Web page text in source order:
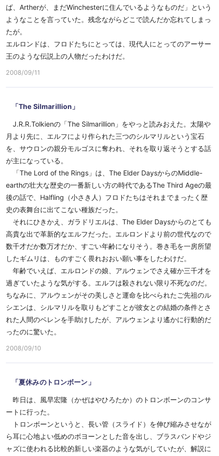
ば、Artherが、まだWinchesterに住んでいるようなものだ」という
ようなことを言っていた。残念ながらどこで読んだか忘れてしまっ
たが。
エルロンドは、フロドたちにとっては、現代人にとってのアーサー
王のような伝説上の人物だったわけだ。
2008/09/11
「The Silmarillion」
J.R.R.Tolkienの「The Silmarillion」をやっと読みおえた。太陽や
月より先に、エルフにより作られた三つのシルマリルという宝石
を、サウロンの親分モルゴスに奪われ、それを取り返そうとする話
が主になっている。
「The Lord of the Rings」は、The Elder DaysからのMiddle-
earthの壮大な歴史の一番新しい方の時代であるThe Third Ageの最
後の話で、Halfling（小さき人）フロドたちはそれまでまったく歴
史の表舞台に出てこない種族だった。
それにひきかえ、ガラドリエルは、The Elder Daysからのとても
高貴な出で革新的なエルフだった。エルロンドより前の世代なので
数千才だか数万才だか、すごい年齢になりそう。巻き毛を一房所望
したギムリは、ものすごく畏れおおい願い事をしたわけだ。
年齢でいえば、エルロンドの娘、アルウェンでさえ確か三千才を
過ぎていたような気がする。エルフは殺されない限り不死なのだ。
ちなみに、アルウェンがその美しさと運命を比べられたご先祖のル
シエンは、シルマリルを取りもどすことが彼女との結婚の条件とさ
れた人間のベレンを手助けしたが、アルウェンより遙かに行動的だ
ったのに驚いた。
2008/09/10
「夏休みのトロンボーン」
昨日は、風早宏隆（かぜはやひろたか）のトロンボーンのコンサ
ートに行った。
トロンボーンというと、長い管（スライド）を伸び縮みさせなが
ら耳に心地よい低めのボヨーンとした音を出し、ブラスバンドやジ
ャズに使われる比較的新しい楽器のような気がしていたが、解説に